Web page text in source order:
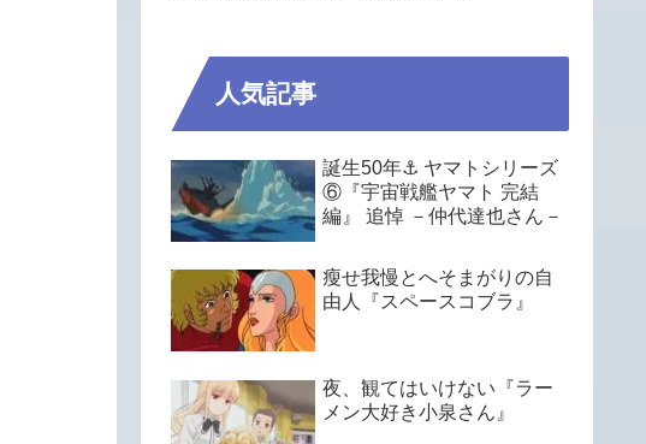
人気記事
誕生50年⚓ ヤマトシリーズ
⑥『宇宙戦艦ヤマト 完結
編』 追悼 －仲代達也さん－
瘦せ我慢とへそまがりの自
由人『スペースコブラ』
夜、観てはいけない『ラー
メン大好き小泉さん』